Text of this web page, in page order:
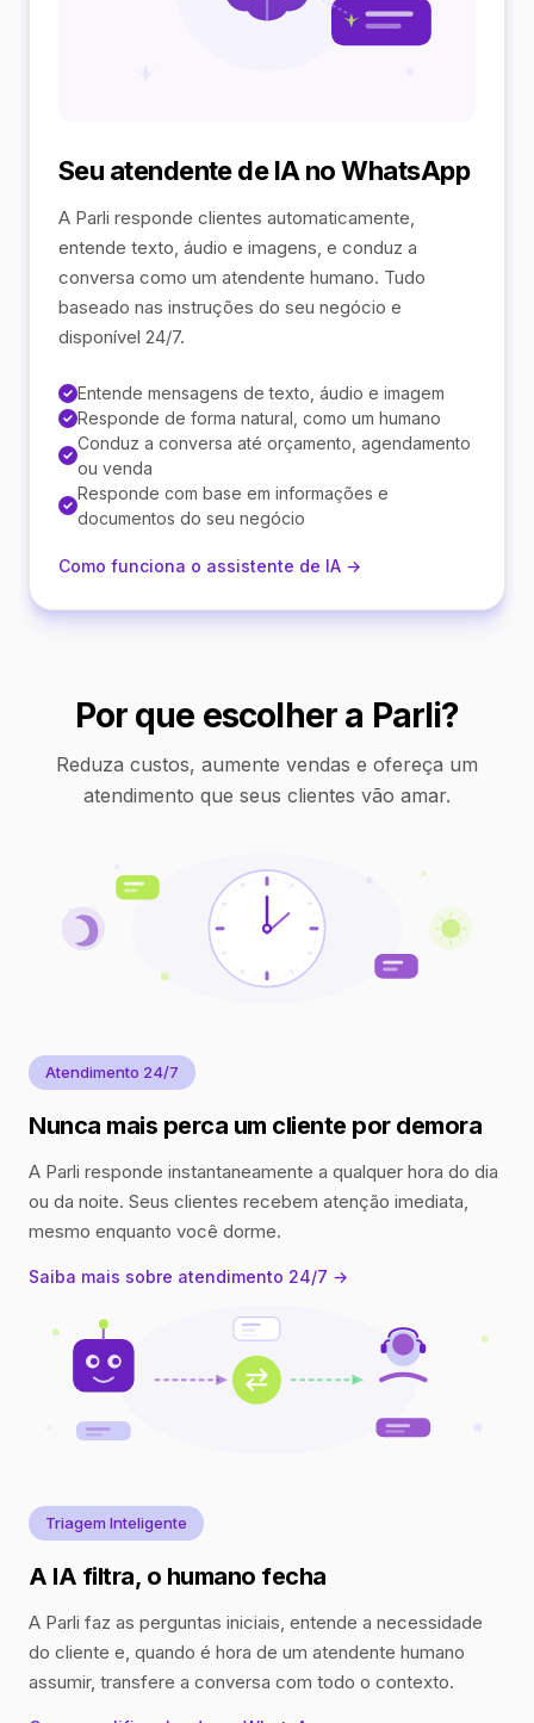
Seu atendente de IA no WhatsApp
A Parli responde clientes automaticamente,
entende texto, áudio e imagens, e conduz a
conversa como um atendente humano. Tudo
baseado nas instruções do seu negócio e
disponível 24/7.
Entende mensagens de texto, áudio e imagem
Responde de forma natural, como um humano
Conduz a conversa até orçamento, agendamento
ou venda
Responde com base em informações e
documentos do seu negócio
Como funciona o assistente de IA →
Por que escolher a Parli?
Reduza custos, aumente vendas e ofereça um
atendimento que seus clientes vão amar.
Atendimento 24/7
Nunca mais perca um cliente por demora
A Parli responde instantaneamente a qualquer hora do dia
ou da noite. Seus clientes recebem atenção imediata,
mesmo enquanto você dorme.
Saiba mais sobre atendimento 24/7 →
Triagem Inteligente
A IA filtra, o humano fecha
A Parli faz as perguntas iniciais, entende a necessidade
do cliente e, quando é hora de um atendente humano
assumir, transfere a conversa com todo o contexto.